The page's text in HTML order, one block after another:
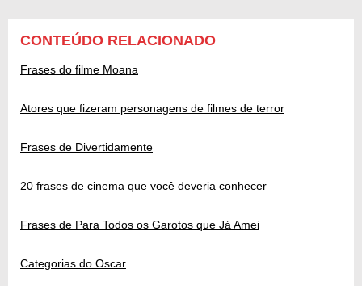
CONTEÚDO RELACIONADO
Frases do filme Moana
Atores que fizeram personagens de filmes de terror
Frases de Divertidamente
20 frases de cinema que você deveria conhecer
Frases de Para Todos os Garotos que Já Amei
Categorias do Oscar